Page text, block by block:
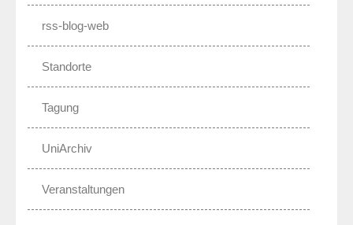
rss-blog-web
Standorte
Tagung
UniArchiv
Veranstaltungen